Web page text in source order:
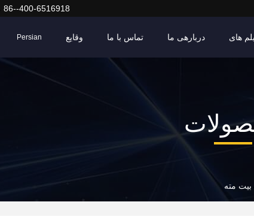
86--400-6516918
های دربارهی ما تماس با ما وقایع Persian